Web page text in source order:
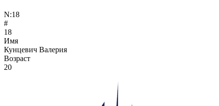
N:18
#
18
Имя
Кунцевич Валерия
Возраст
20